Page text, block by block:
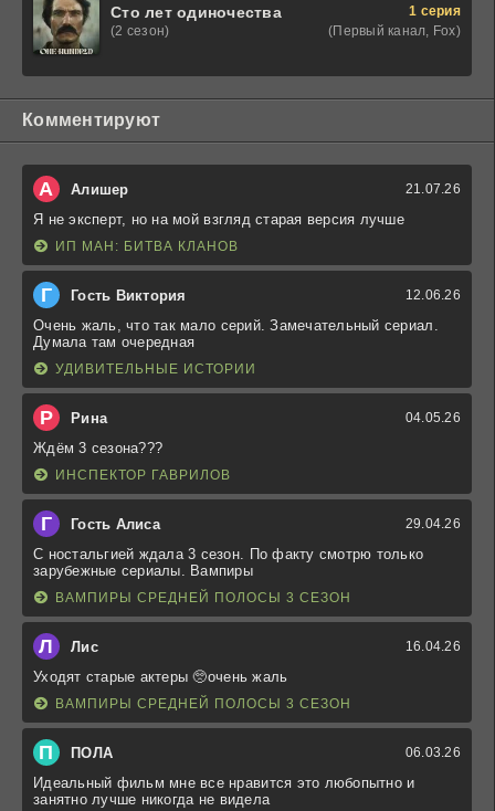
Сто лет одиночества
(2 сезон)
1 серия
(Первый канал, Fox)
Комментируют
А Алишер 21.07.26
Я не эксперт, но на мой взгляд старая версия лучше
ИП МАН: БИТВА КЛАНОВ
Г Гость Виктория 12.06.26
Очень жаль, что так мало серий. Замечательный сериал.
Думала там очередная
УДИВИТЕЛЬНЫЕ ИСТОРИИ
Р Рина 04.05.26
Ждём 3 сезона???
ИНСПЕКТОР ГАВРИЛОВ
Г Гость Алиса 29.04.26
С ностальгией ждала 3 сезон. По факту смотрю только
зарубежные сериалы. Вампиры
ВАМПИРЫ СРЕДНЕЙ ПОЛОСЫ 3 СЕЗОН
Л Лис 16.04.26
Уходят старые актеры 🥺очень жаль
ВАМПИРЫ СРЕДНЕЙ ПОЛОСЫ 3 СЕЗОН
П ПОЛА 06.03.26
Идеальный фильм мне все нравится это любопытно и
занятно лучше никогда не видела